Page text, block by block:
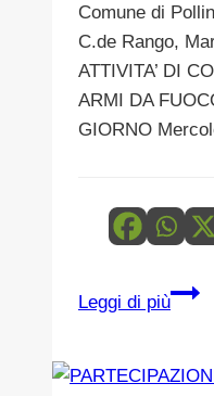
il
Comune di
C.de Rango,
ATTIVITA’ DI
ARMI DA
GIORNO
Leggi di più
ZONA
DI